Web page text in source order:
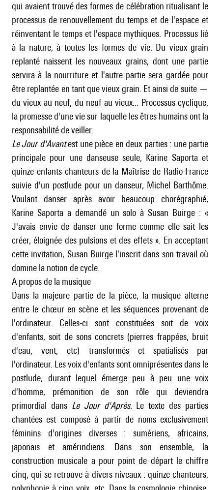
qui avaient trouvé des formes de célébration ritualisant le
processus de renouvellement du temps et de l'espace et
réinventant le temps et l'espace mythiques. Processus lié
à la nature, à toutes les formes de vie. Du vieux grain
replanté naissent les nouveaux grains, dont une partie
servira à la nourriture et l'autre partie sera gardée pour
être replantée en tant que vieux grain. Et ainsi de suite —
du vieux au neuf, du neuf au vieux... Processus cyclique,
la promesse d'une vie sur laquelle les êtres humains ont la
responsabilité de veiller.
Le Jour d'Avantest une pièce en deux parties : une partie
principale pour une danseuse seule, Karine Saporta et
quinze enfants chanteurs de la Maîtrise de Radio-France
suivie d'un postlude pour un danseur, Michel Barthôme.
Voulant danser après avoir beaucoup chorégraphié,
Karine Saporta a demandé un solo à Susan Buirge : «
J'avais envie de danser une forme comme elle sait les
créer, éloignée des pulsions et des effets ». En acceptant
cette invitation, Susan Buirge l'inscrit dans son travail où
domine la notion de cycle.
A propos de la musique
Dans la majeure partie de la pièce, la musique alterne
entre le chœur en scène et les séquences provenant de
l'ordinateur. Celles-ci sont constituées soit de voix
d'enfants, soit de sons concrets (pierres frappées, bruit
d'eau, vent, etc) transformés et spatialisés par
l'ordinateur. Les voix d'enfants sont omniprésentes dans le
postlude, durant lequel émerge peu à peu une voix
d'homme, prémonition de son rôle qui deviendra
primordial dans Le Jour d'Après. Le texte des parties
chantées est composé à partir de noms exclusivement
féminins d'origines diverses : sumériens, africains,
japonais et amérindiens. Dans son ensemble, la
construction musicale a pour point de départ le chiffre
cinq, qui se retrouve à divers niveaux : quinze chanteurs,